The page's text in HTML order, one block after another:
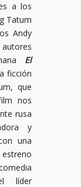
a los
Tatum
Andy
El
ficción
que
nos
rusa
y
una
líder